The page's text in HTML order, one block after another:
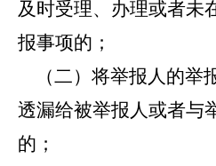
及时受理、办理或者未
报事项的；
（二）将举报人的举
透漏给被举报人或者与
的；